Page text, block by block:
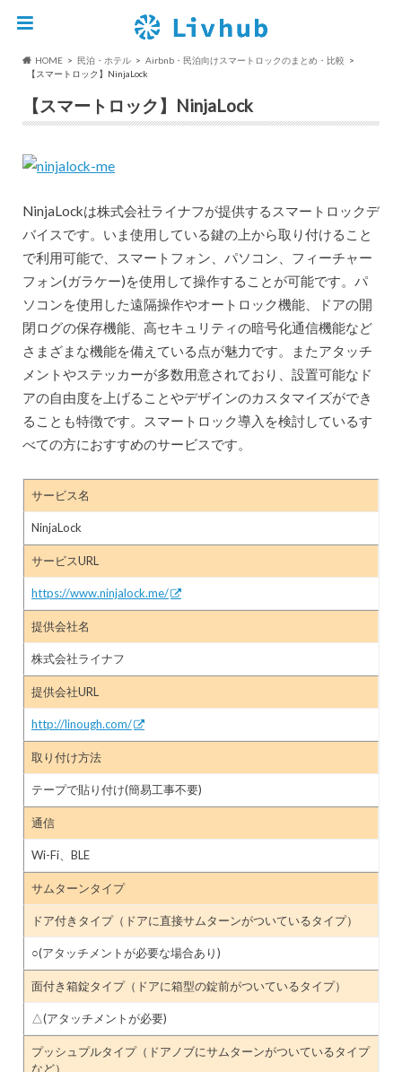
HOME 民泊・ホテル
Airbnb・民泊向けスマートロックのまとめ・比較
【スマートロック】NinjaLock
【スマートロック】NinjaLock
NinjaLockは株式会社ライナフが提供するスマートロックデ
バイスです。いま使用している鍵の上から取り付けること
で利用可能で、スマートフォン、パソコン、フィーチャー
フォン(ガラケー)を使用して操作することが可能です。パ
ソコンを使用した遠隔操作やオートロック機能、ドアの開
閉ログの保存機能、高セキュリティの暗号化通信機能など
さまざまな機能を備えている点が魅力です。またアタッチ
メントやステッカーが多数用意されており、設置可能なド
アの自由度を上げることやデザインのカスタマイズができ
ることも特徴です。スマートロック導入を検討しているす
べての方におすすめのサービスです。
サービス名
NinjaLock
サービスURL
https://www.ninjalock.me/
提供会社名
株式会社ライナフ
提供会社URL
http://linough.com/
取り付け方法
テープで貼り付け(簡易工事不要)
通信
Wi-Fi、BLE
サムターンタイプ
ドア付きタイプ（ドアに直接サムターンがついているタイプ）
○(アタッチメントが必要な場合あり)
面付き箱錠タイプ（ドアに箱型の錠前がついているタイプ）
△(アタッチメントが必要)
プッシュプルタイプ（ドアノブにサムターンがついているタイプ
など）